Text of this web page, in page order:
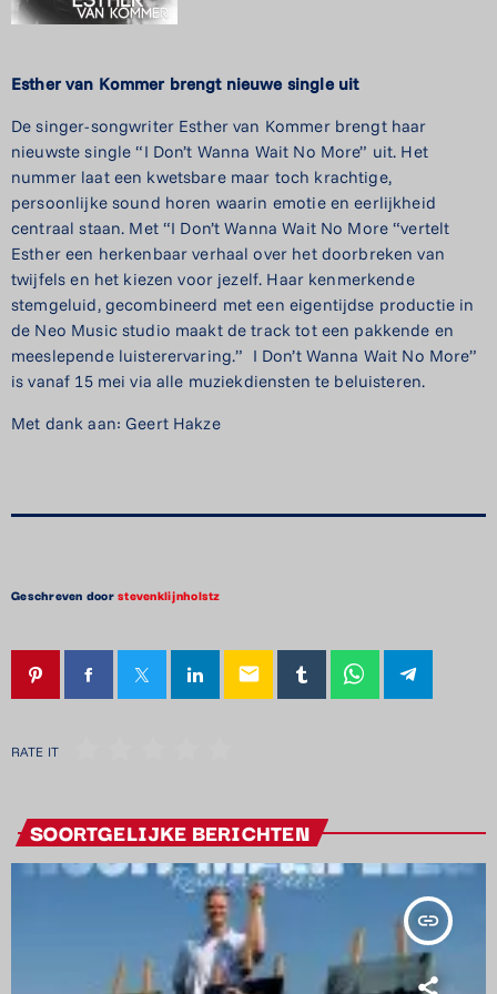
Esther van Kommer brengt nieuwe single uit
De singer-songwriter Esther van Kommer brengt haar
nieuwste single “I Don’t Wanna Wait No More” uit. Het
nummer laat een kwetsbare maar toch krachtige,
persoonlijke sound horen waarin emotie en eerlijkheid
centraal staan. Met “I Don’t Wanna Wait No More “vertelt
Esther een herkenbaar verhaal over het doorbreken van
twijfels en het kiezen voor jezelf. Haar kenmerkende
stemgeluid, gecombineerd met een eigentijdse productie in
de Neo Music studio maakt de track tot een pakkende en
meeslepende luisterervaring.” I Don’t Wanna Wait No More”
is vanaf 15 mei via alle muziekdiensten te beluisteren.
Met dank aan: Geert Hakze
Geschreven doorstevenklijnholstz
email
RATE IT
SOORTGELIJKE BERICHTEN
insert_link